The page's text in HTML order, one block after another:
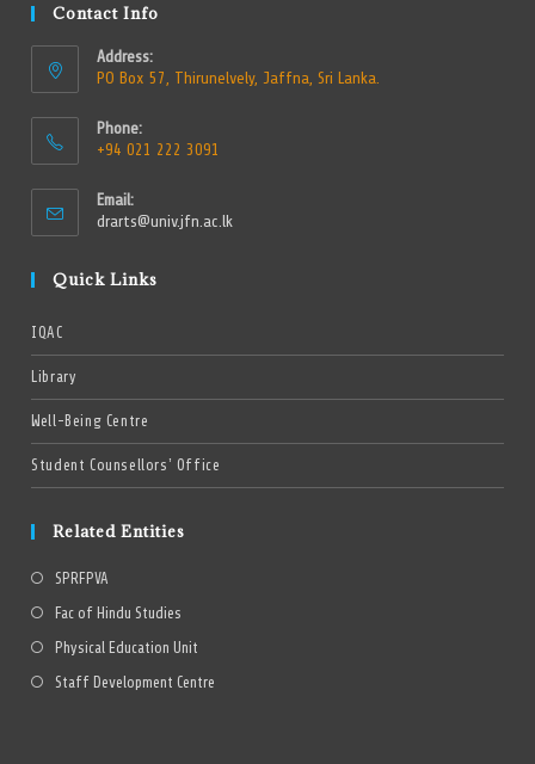
Contact Info
Address:
PO Box 57, Thirunelvely, Jaffna, Sri Lanka.
Phone:
+94 021 222 3091
Email:
drarts@univ.jfn.ac.lk
Quick Links
IQAC
Library
Well-Being Centre
Student Counsellors’ Office
Related Entities
SPRFPVA
Fac of Hindu Studies
Physical Education Unit
Staff Development Centre